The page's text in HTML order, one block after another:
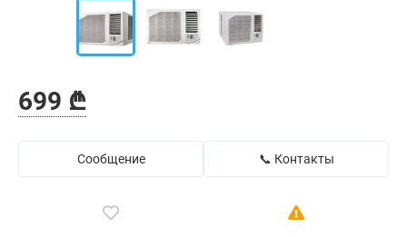
699 ₾
Сообщение 📞 Контакты